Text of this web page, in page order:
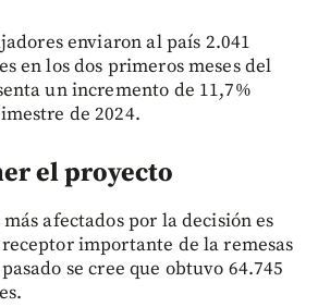
enviaron al país 2.041
en los dos primeros meses del
un incremento de 11,7%
de 2024.
el proyecto
afectados por la decisión es
importante de la remesas
se cree que obtuvo 64.745